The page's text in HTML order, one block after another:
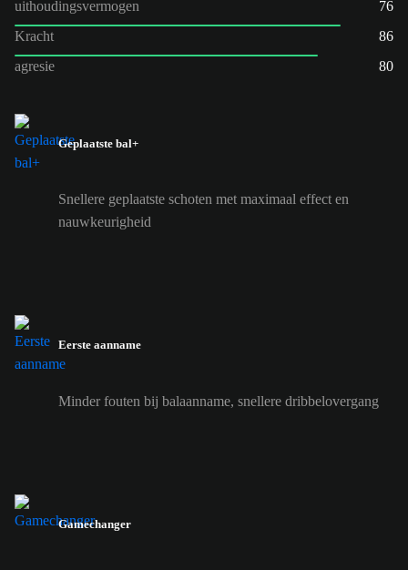
uithoudingsvermogen
76
Kracht
86
agresie
80
Geplaatste bal+
Snellere geplaatste schoten met maximaal effect en
nauwkeurigheid
Eerste aanname
Minder fouten bij balaanname, snellere dribbelovergang
Gamechanger